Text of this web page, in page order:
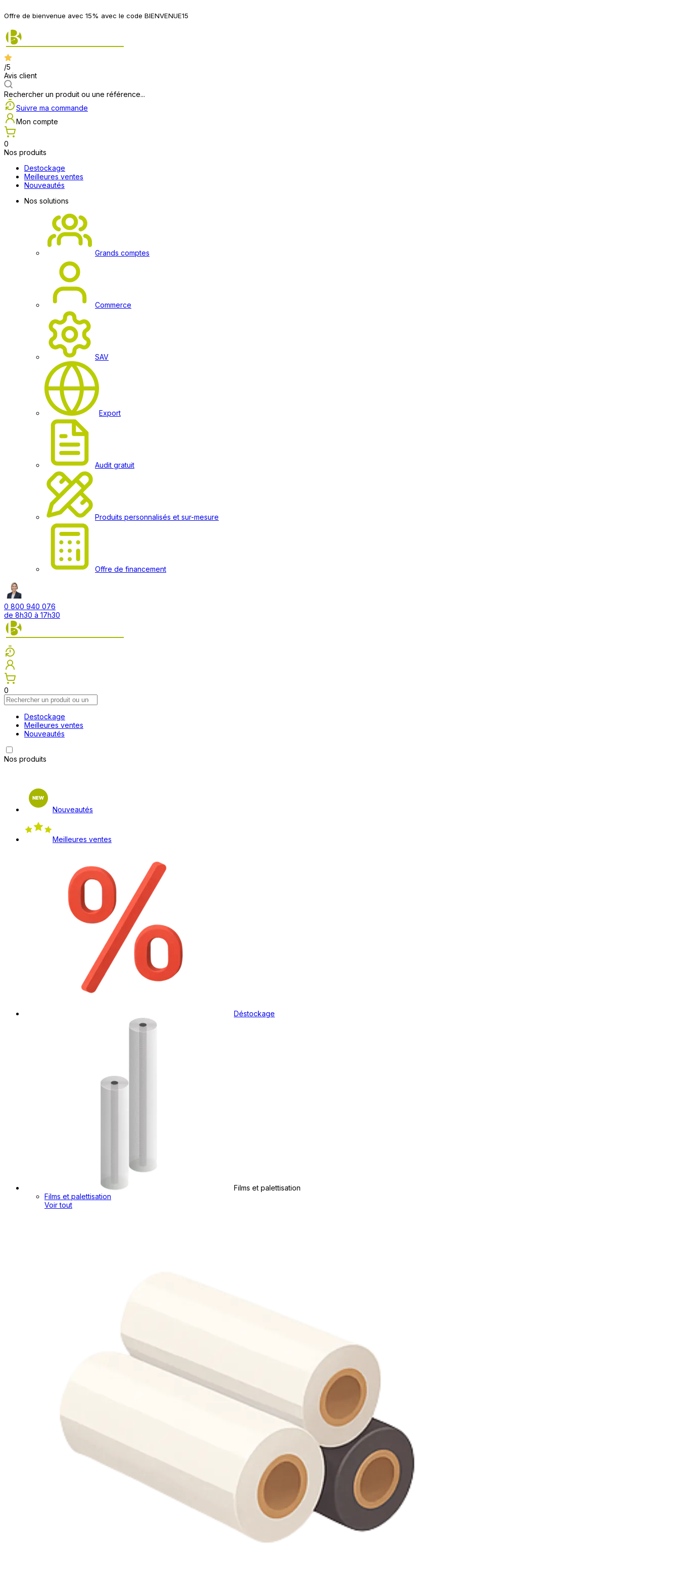
Offre de bienvenue avec 15% avec le code BIENVENUE15
/5
Avis client
Rechercher un produit ou une référence...
Suivre ma commande
Mon compte
0
Nos produits
Destockage
Meilleures ventes
Nouveautés
Nos solutions
Grands comptes
Commerce
SAV
Export
Audit gratuit
Produits personnalisés et sur-mesure
Offre de financement
0 800 940 076
de 8h30 à 17h30
0
Destockage
Meilleures ventes
Nouveautés
Nos produits
Nouveautés
Meilleures ventes
Déstockage
Films et palettisation
Films et palettisation
Voir tout